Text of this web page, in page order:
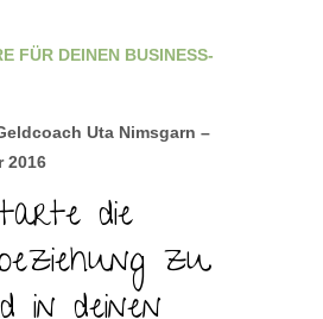
FÜR DEINEN BUSINESS-
Uta Nimsgarn –
2016
die
zu